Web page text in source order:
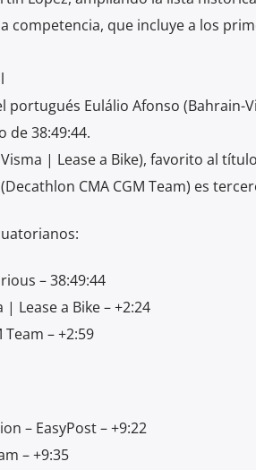
competencia, que incluye a los
portugués Eulálio Afonso (Bahrain-
de 38:49:44.
| Lease a Bike), favorito al
CMA CGM Team) es
– 38:49:44
| Lease a Bike – +2:24
Team – +2:59
– EasyPost – +9:22
– +9:35